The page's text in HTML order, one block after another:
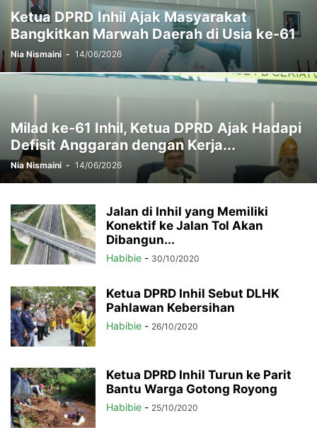
Ketua DPRD Inhil Ajak Masyarakat
Bangkitkan Marwah Daerah di Usia ke-61
Nia Nismaini - 14/06/2026
Milad ke-61 Inhil, Ketua DPRD Ajak Hadapi
Defisit Anggaran dengan Kerja...
Nia Nismaini - 14/06/2026
Jalan di Inhil yang Memiliki
Konektif ke Jalan Tol Akan
Dibangun...
Habibie - 30/10/2020
Ketua DPRD Inhil Sebut DLHK
Pahlawan Kebersihan
Habibie - 26/10/2020
Ketua DPRD Inhil Turun ke Parit
Bantu Warga Gotong Royong
Habibie - 25/10/2020